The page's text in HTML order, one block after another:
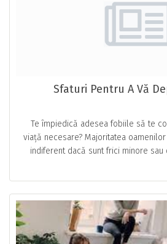
Sfaturi Pentru A Vă
Te împiedică adesea fobiile să te
viață necesare? Majoritatea
indiferent dacă sunt frici minore sau